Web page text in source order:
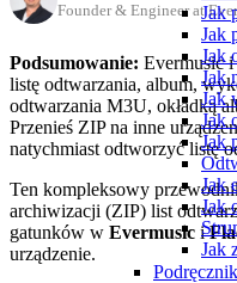
Jak
Jak
Jak
Jak
Jak
Jak
Jak
Jak
Jak
Jak
Founder & Engineer at
Podsumowanie: Evermusic
listę odtwarzania, album,
odtwarzania M3U, okładką
Przenieś ZIP na inne
natychmiast odtworzyć listę
Ten kompleksowy
archiwizacji (ZIP) list
gatunków w Evermusic i
urządzenie.